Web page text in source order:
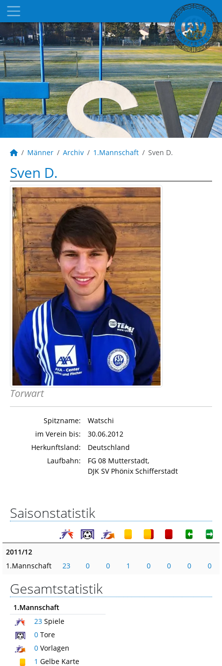
Männer Archiv 1.Mannschaft Sven D.
Sven D.
Torwart
Spitzname:
Watschi
im Verein bis:
30.06.2012
Herkunftsland:
Deutschland
Laufbahn:
FG 08 Mutterstadt,
DJK SV Phönix Schifferstadt
Saisonstatistik
2011/12
1.Mannschaft
23 0 0 1 0 0 0 0
Gesamtstatistik
1.Mannschaft
23 Spiele
0 Tore
0 Vorlagen
1 Gelbe Karte